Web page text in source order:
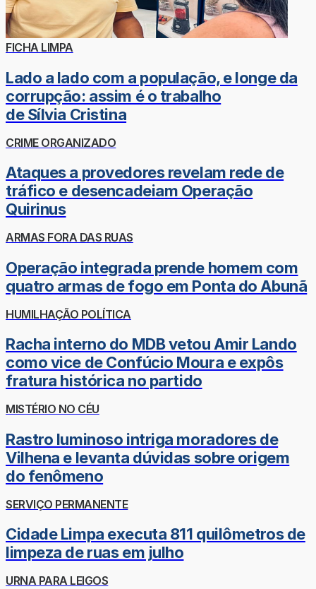
FICHA LIMPA
Lado a lado com a população, e longe da
corrupção: assim é o trabalho
de Sílvia Cristina
CRIME ORGANIZADO
Ataques a provedores revelam rede de
tráfico e desencadeiam Operação
Quirinus
ARMAS FORA DAS RUAS
Operação integrada prende homem com
quatro armas de fogo em Ponta do Abunã
HUMILHAÇÃO POLÍTICA
Racha interno do MDB vetou Amir Lando
como vice de Confúcio Moura e expôs
fratura histórica no partido
MISTÉRIO NO CÉU
Rastro luminoso intriga moradores de
Vilhena e levanta dúvidas sobre origem
do fenômeno
SERVIÇO PERMANENTE
Cidade Limpa executa 811 quilômetros de
limpeza de ruas em julho
URNA PARA LEIGOS